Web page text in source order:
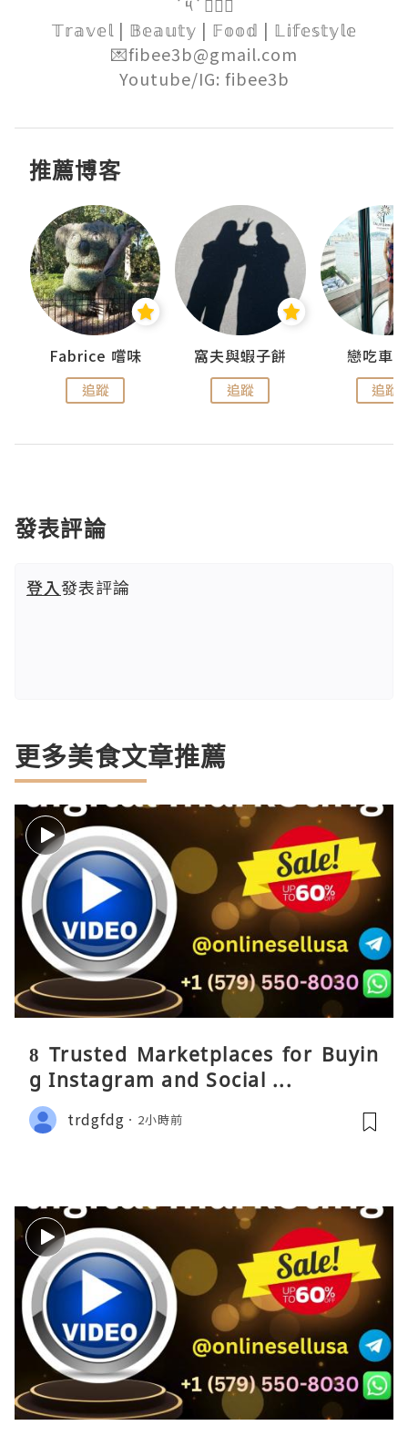
𝕋𝕣𝕒𝕧𝕖𝕝 | 𝔹𝕖𝕒𝕦𝕥𝕪 | 𝔽𝕠𝕠𝕕 | 𝕃𝕚𝕗𝕖𝕤𝕥𝕪𝕝𝕖
💌fibee3b@gmail.com
Youtube/IG: fibee3b
推薦博客
Fabrice 嚐味
追蹤
窩夫與蝦子餅
追蹤
戀吃車
追蹤
發表評論
登入發表評論
更多美食文章推薦
8 Trusted Marketplaces for Buyin
g Instagram and Social ...
trdgfdg 2小時前